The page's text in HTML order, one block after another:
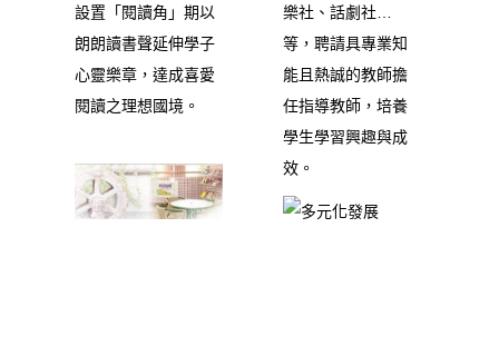
設置「閱讀角」期以
朗朗讀書聲延伸學子
心靈樂章，達成喜愛
閱讀之理想國境。
樂社、話劇社…
等，聘請具專業知
能且熱誠的教師擔
任指導教師，培養
學生學習興趣與成
效。